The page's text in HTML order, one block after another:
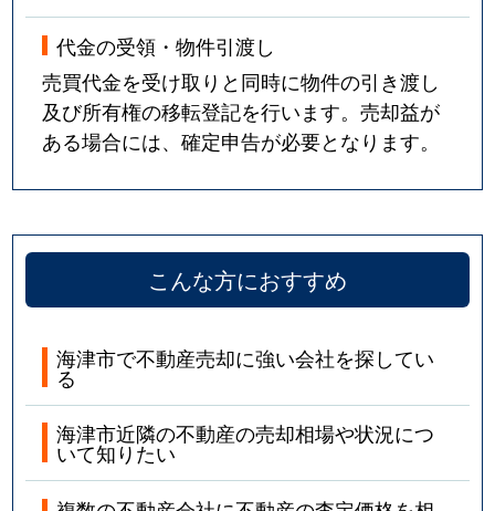
代金の受領・物件引渡し
売買代金を受け取りと同時に物件の引き渡し
及び所有権の移転登記を行います。売却益が
ある場合には、確定申告が必要となります。
こんな方におすすめ
海津市で不動産売却に強い会社を探してい
る
海津市近隣の不動産の売却相場や状況につ
いて知りたい